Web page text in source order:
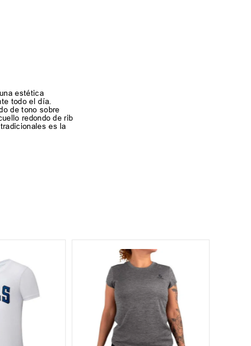
estética
todo el día.
de tono sobre
redondo de rib
es la